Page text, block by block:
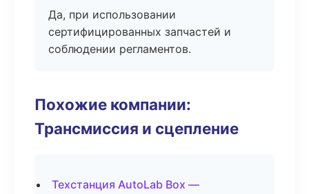
Да, при использовании
сертифицированных запчастей и
соблюдении регламентов.
Похожие компании:
Трансмиссия и сцепление
Техстанция AutoLab Box —